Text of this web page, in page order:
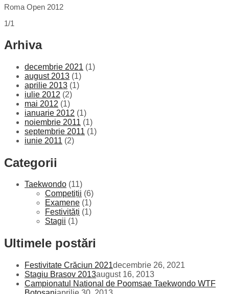
Roma Open 2012
1/1
Arhiva
decembrie 2021 (1)
august 2013 (1)
aprilie 2013 (1)
iulie 2012 (2)
mai 2012 (1)
ianuarie 2012 (1)
noiembrie 2011 (1)
septembrie 2011 (1)
iunie 2011 (2)
Categorii
Taekwondo (11)
Competiții (6)
Examene (1)
Festivități (1)
Stagii (1)
Ultimele postări
Festivitate Crăciun 2021decembrie 26, 2021
Stagiu Brasov 2013august 16, 2013
Campionatul National de Poomsae Taekwondo WTF